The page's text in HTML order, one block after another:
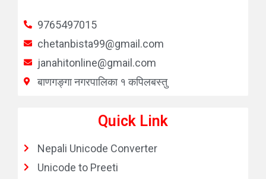
9765497015
chetanbista99@gmail.com
janahitonline@gmail.com
बाणगङ्गा नगरपालिका १ कपिलबस्तु
Quick Link
Nepali Unicode Converter
Unicode to Preeti